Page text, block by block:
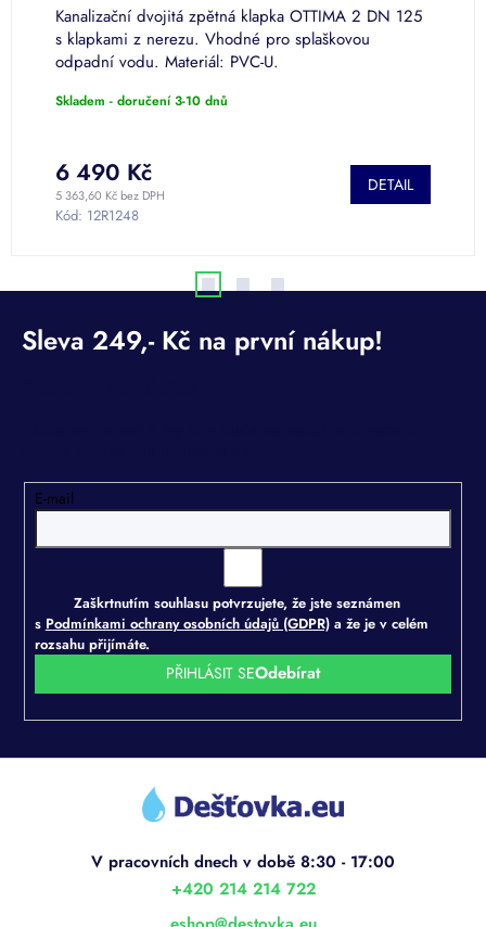
Kanalizační dvojitá zpětná klapka OTTIMA 2 DN 125
s klapkami z nerezu. Vhodné pro splaškovou
odpadní vodu. Materiál: PVC-U.
Skladem - doručení 3-10 dnů
5 363,60 Kč bez DPH
6 490 Kč DETAIL
Kód: 12R1248
E-mail
Zaškrtnutím souhlasu potvrzujete, že jste seznámen
s Podmínkami ochrany osobních údajů (GDPR)a že je v celém
rozsahu přijímáte.
PŘIHLÁSIT SE
Z
+420 214 214 722